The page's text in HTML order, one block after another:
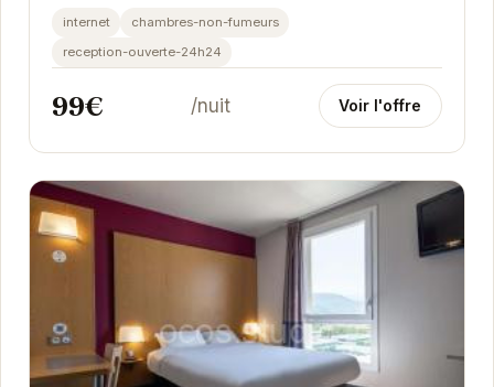
offre un espace de vie confortable et...
internet
chambres-non-fumeurs
reception-ouverte-24h24
99€ /nuit Voir l'offre